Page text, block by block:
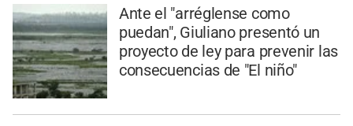
Ante el "arréglense como
puedan", Giuliano presentó un
proyecto de ley para prevenir las
consecuencias de "El niño"